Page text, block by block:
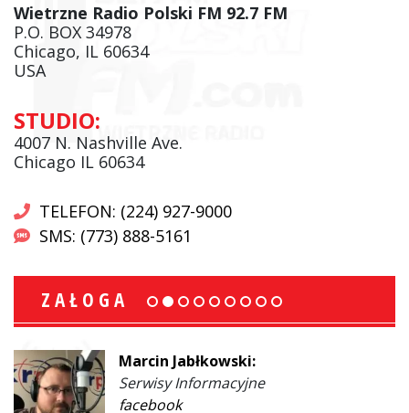
Wietrzne Radio Polski FM 92.7 FM
P.O. BOX 34978
Chicago, IL 60634
USA
STUDIO:
4007 N. Nashville Ave.
Chicago IL 60634
TELEFON: (224) 927-9000
SMS: (773) 888-5161
ZAŁOGA
Marcin Jabłkowski:
Serwisy Informacyjne
facebook